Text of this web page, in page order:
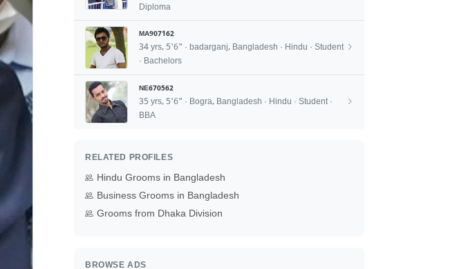
Diploma
MA907162
34 yrs, 5'6" · badarganj, Bangladesh · Hindu · Student
· Bachelors
NE670562
35 yrs, 5'6" · Bogra, Bangladesh · Hindu · Student ·
BBA
RELATED PROFILES
Hindu Grooms in Bangladesh
Business Grooms in Bangladesh
Grooms from Dhaka Division
BROWSE ADS